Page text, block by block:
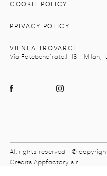
COOKIE POLICY
PRIVACY POLICY
VIENI A TROVARCI
Via Fatebenefratelli 18 - Milan,
All rights reserved - ©
Credits:Appfactory s.r.l.